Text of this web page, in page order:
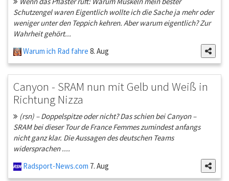
Schutzengel waren Eigentlich wollte ich die Sache ja mehr oder
weniger unter den Teppich kehren. Aber warum eigentlich? Zur
Wahrheit gehört...
Warum ich Rad fahre 8. Aug
Canyon - SRAM nun mit Gelb und Weiß in
Richtung Nizza
(rsn) – Doppelspitze oder nicht? Das schien bei Canyon –
SRAM bei dieser Tour de France Femmes zumindest anfangs
nicht ganz klar. Die Aussagen des deutschen Teams
widersprachen ....
Radsport-News.com 7. Aug